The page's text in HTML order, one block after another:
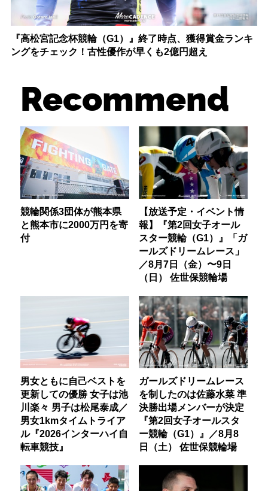
『高松宮記念杯競輪（G1）』終了時点、獲得賞金ランキ
ングをチェック！古性優作が早くも2億円超え
Recommend
競輪関係3団体が熊本県
と熊本市に2000万円を寄
付
【放送予定・イベント情
報】『第2回女子オール
スター競輪（G1）』「ガ
ールズドリームレース」
／8月7日（金）〜9日
（日） 佐世保競輪場
男女ともに自己ベストを
更新しての優勝 女子は池
川楽々 男子は松尾泰成／
男女1kmタイムトライア
ル『2026インターハイ自
転車競技』
ガールズドリームレース
を制したのは佐藤水菜 準
決勝出場メンバーが決定
『第2回女子オールスタ
ー競輪（G1）』／8月8
日（土） 佐世保競輪場